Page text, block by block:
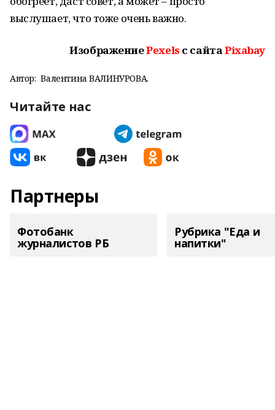
выслушает, что тоже очень важно.
ИзображениеPexels с сайтаPixabay
Автор: Валентина ВАЛИНУРОВА.
Читайте нас
Партнеры
Фотобанк
журналистов РБ
Рубрика "Еда и
напитки"